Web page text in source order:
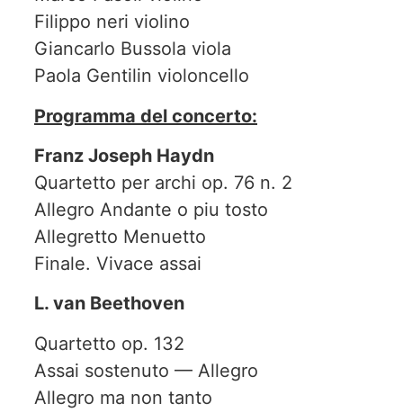
Filippo neri violino
Giancarlo Bussola viola
Paola Gentilin violoncello
Programma del concerto:
Franz Joseph Haydn
Quartetto per archi op. 76 n. 2
Allegro Andante o piu tosto
Allegretto Menuetto
Finale. Vivace assai
L. van Beethoven
Quartetto op. 132
Assai sostenuto — Allegro
Allegro ma non tanto